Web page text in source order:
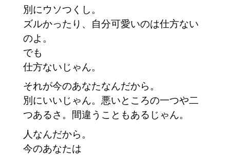
別にウソつくし。
ズルかったり、自分可愛いのは仕方ない
のよ。
でも
仕方ないじゃん。
それが今のあなたなんだから。
別にいいじゃん。悪いところの一つや二
つあるさ。間違うこともあるじゃん。
人なんだから。
今のあなたは